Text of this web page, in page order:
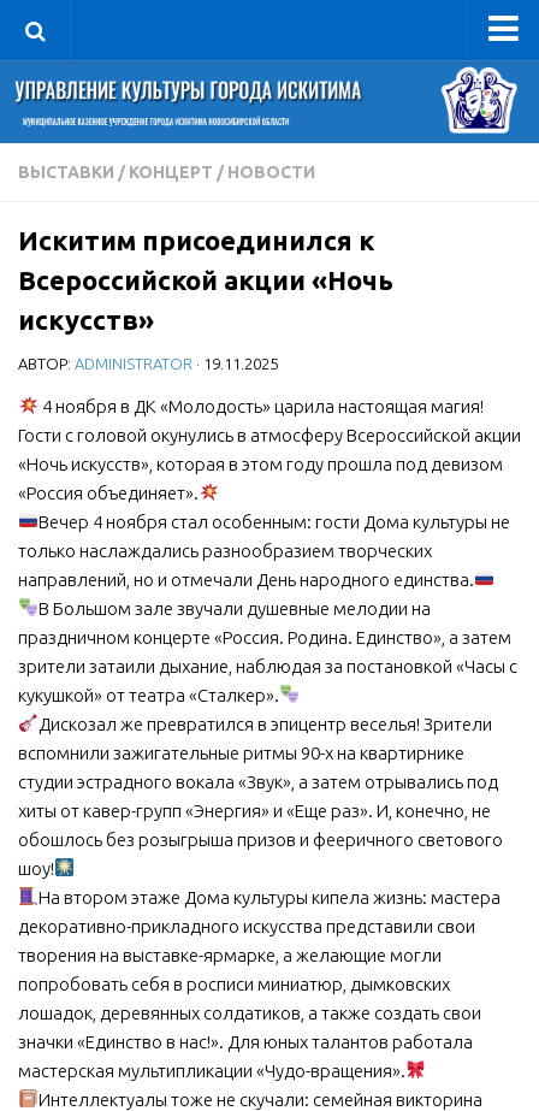
Управление
Руководитель
Сведения об организации
Книга почета культуры
Фотогалерея
Документы
Учредительные документы
Правовая база
Противодействие коррупции
Отчеты о деятельности
Учреждения культуры
МБУ Дом культуры «Молодость»
МБУ Дом культуры «Октябрь»
МБОУ ДО «Детская школа искусств»
МБОУ ДО «Детская музыкальная школа»
МБУК «Искитимский городской историко-художественный
музей»
МБУ Парк культуры и отдыха им. И.В. Коротеева
МБУК «Централизованная библиотечная система»
ДК «Россия»
Независимая оценка качества
ВЫСТАВКИ / КОНЦЕРТ / НОВОСТИ
Искитим присоединился к
Всероссийской акции «Ночь
искусств»
АВТОР: ADMINISTRATOR · 19.11.2025
4 ноября в ДК «Молодость» царила настоящая магия!
Гости с головой окунулись в атмосферу Всероссийской акции
«Ночь искусств», которая в этом году прошла под девизом
«Россия объединяет».
Вечер 4 ноября стал особенным: гости Дома культуры не
только наслаждались разнообразием творческих
направлений, но и отмечали День народного единства.
В Большом зале звучали душевные мелодии на
праздничном концерте «Россия. Родина. Единство», а затем
зрители затаили дыхание, наблюдая за постановкой «Часы с
кукушкой» от театра «Сталкер».
Дискозал же превратился в эпицентр веселья! Зрители
вспомнили зажигательные ритмы 90-х на квартирнике
студии эстрадного вокала «Звук», а затем отрывались под
хиты от кавер-групп «Энергия» и «Еще раз». И, конечно, не
обошлось без розыгрыша призов и фееричного светового
шоу!
На втором этаже Дома культуры кипела жизнь: мастера
декоративно-прикладного искусства представили свои
творения на выставке-ярмарке, а желающие могли
попробовать себя в росписи миниатюр, дымковских
лошадок, деревянных солдатиков, а также создать свои
значки «Единство в нас!». Для юных талантов работала
мастерская мультипликации «Чудо-вращения».
Интеллектуалы тоже не скучали: семейная викторина